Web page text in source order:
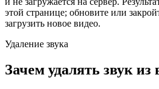
этой странице; обновите или
загрузить новое видео.
Удаление звука
Зачем удалять звук из